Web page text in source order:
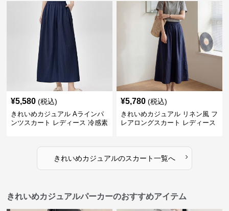
¥5,580 (税込)
きれいめカジュアル Aラインパ
ンツスカート レディース 冷感素
¥5,780 (税込)
きれいめカジュアル リネン風 フ
レアロングスカート レディース
きれいめカジュアルのスカート一覧へ ›
きれいめカジュアルパーカーのおすすめアイテム